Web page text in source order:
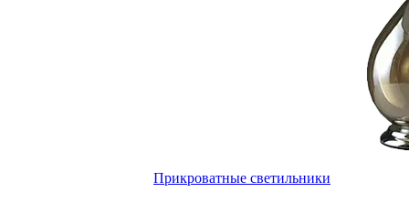
Прикроватные светильники